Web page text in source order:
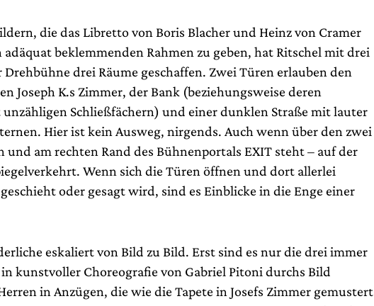
die das Libretto von Boris Blacher und Heinz von Cramer
adäquat beklemmenden Rahmen zu geben, hat Ritschel mit drei
drei Räume geschaffen. Zwei Türen erlauben den
Joseph K.s Zimmer, der Bank (beziehungsweise deren
Schließfächern) und einer dunklen Straße mit lauter
Hier ist kein Ausweg, nirgends. Auch wenn über den zwei
und am rechten Rand des Bühnenportals EXIT steht – auf der
Wenn sich die Türen öffnen und dort allerlei
oder gesagt wird, sind es Einblicke in die Enge einer
eskaliert von Bild zu Bild. Erst sind es nur die drei immer
kunstvoller Choreografie von Gabriel Pitoni durchs Bild
in Anzügen, die wie die Tapete in Josefs Zimmer gemustert